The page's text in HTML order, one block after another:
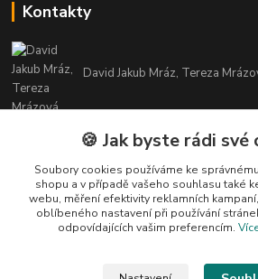
Kontakty
David Jakub Mráz, Tereza
info@bylinky-maya.cz
🍪 Jak byste rádi své
Soubory cookies používáme ke
shopu a v případě vašeho souhlasu také
webu, měření efektivity reklamních
oblíbeného nastavení při používání
odpovídajících vašim preferencím.